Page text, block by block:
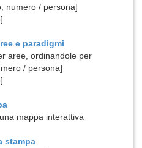
numero / persona]
e paradigmi
aree, ordinandole per
/ persona]
mappa interattiva
stampa